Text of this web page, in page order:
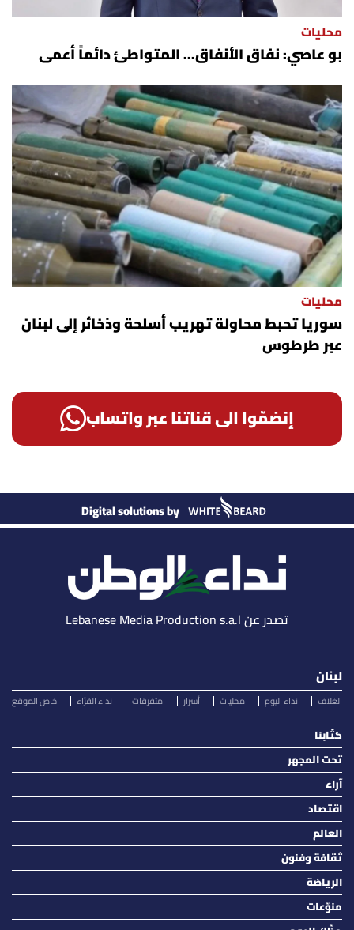
محليات
بو عاصي: نفاق الأنفاق... المتواطئ دائماً أعمى
محليات
سوريا تحبط محاولة تهريب أسلحة وذخائر إلى لبنان
عبر طرطوس
إنضمّوا الى قناتنا عبر واتساب
Digital solutions by
تصدر عن Lebanese Media Production s.a.l
لبنان
الغلاف نداء اليوم محليات أسرار متفرقات نداء القرّاء خاص الموقع
كتّابنا
تحت المجهر
آراء
اقتصاد
العالم
ثقافة وفنون
الرياضة
منوّعات